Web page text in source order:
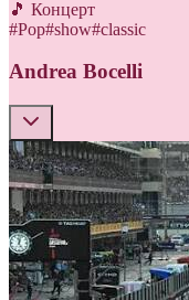
🎵 Концерт
#Pop#show#classic
Andrea Bocelli